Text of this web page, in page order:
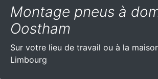
Montage pneus à
Oostham
Sur votre lieu de travail ou à la
Limbourg